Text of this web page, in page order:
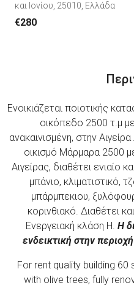
και Ιονίου, 25010, Ελλάδα
€280
Ενοικιάζεται ποιοτικής
οικόπεδο 2500 τ.μ
ανακαινισμένη, στην
οικισμό Μάρμαρα 2500
Αιγείρας, διαθέτει ενιαίο
μπάνιο, κλιματιστικό,
μπάρμπεκιου,
κορινθιακό. Διαθέτει
Ενεργειακή κλάση Η. Η
ενδεικτική στην
For rent quality building
with olive trees, fully